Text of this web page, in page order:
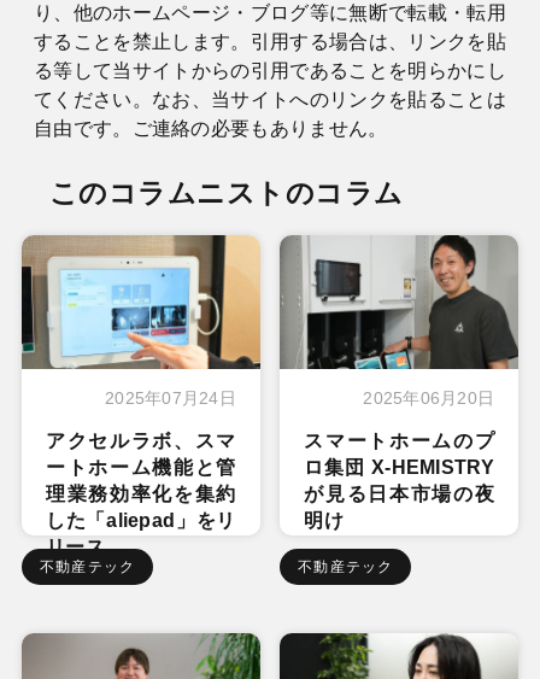
り、他のホームページ・ブログ等に無断で転載・転用
することを禁止します。引用する場合は、リンクを貼
る等して当サイトからの引用であることを明らかにし
てください。なお、当サイトへのリンクを貼ることは
自由です。ご連絡の必要もありません。
このコラムニストのコラム
2025年07月24日
アクセルラボ、スマ
ートホーム機能と管
理業務効率化を集約
した「aliepad」をリ
リース
不動産テック
2025年06月20日
スマートホームのプ
ロ集団 X-HEMISTRY
が見る日本市場の夜
明け
不動産テック